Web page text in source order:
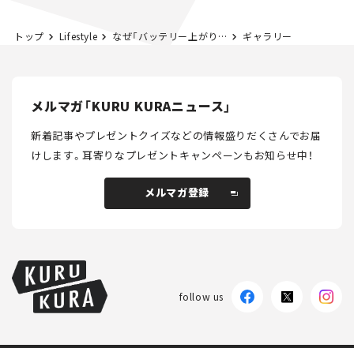
トップ Lifestyle なぜ「バッテリー上がり」は起こる？ この“前兆”に思い当たったら要注意！ ギャラリー
メルマガ「KURU KURAニュース」
新着記事やプレゼントクイズなどの情報盛りだくさんでお届
けします。耳寄りなプレゼントキャンペーンもお知らせ中！
メルマガ登録
follow us